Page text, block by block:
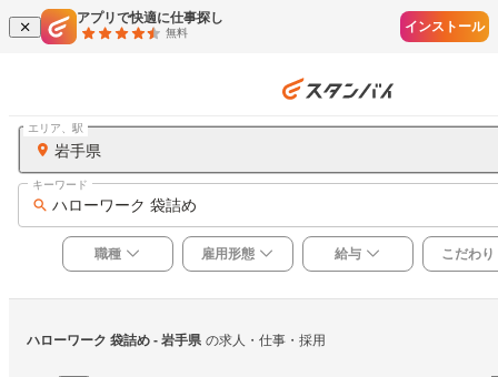
アプリで快適に仕事探し
無料 インストール
岩手県
エリア、駅
ハローワーク 袋詰め
キーワード
職種 雇用形態 給与 こだわり
ハローワーク 袋詰め - 岩手県 の求人・仕事・採用